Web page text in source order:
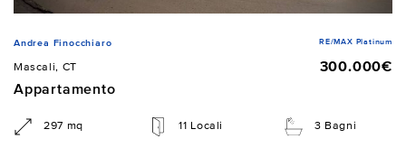
Andrea Finocchiaro RE/MAX Platinum
Mascali, CT
300.000€
Appartamento
297 mq 11 Locali 3 Bagni